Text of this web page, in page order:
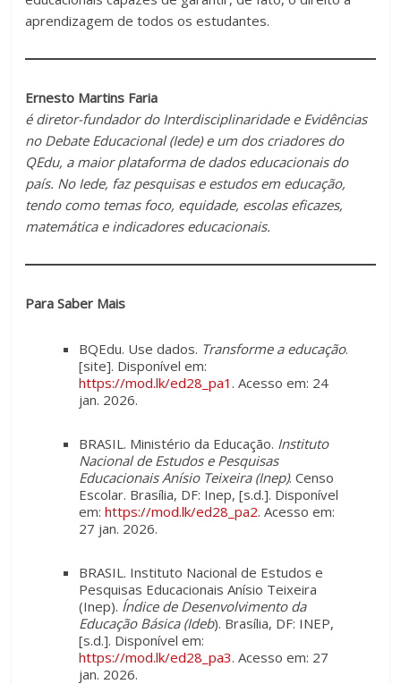
aprendizagem de todos os estudantes.
Ernesto Martins Faria
é diretor-fundador do Interdisciplinaridade e Evidências
no Debate Educacional (Iede) e um dos criadores do
QEdu, a maior plataforma de dados educacionais do
país. No Iede, faz pesquisas e estudos em educação,
tendo como temas foco, equidade, escolas eficazes,
matemática e indicadores educacionais.
Para Saber Mais
BQEdu. Use dados. Transforme a educação.
[site]. Disponível em:
https://mod.lk/ed28_pa1. Acesso em: 24
jan. 2026.
BRASIL. Ministério da Educação. Instituto
Nacional de Estudos e Pesquisas
Educacionais Anísio Teixeira (Inep). Censo
Escolar. Brasília, DF: Inep, [s.d.]. Disponível
em:https://mod.lk/ed28_pa2. Acesso em:
27 jan. 2026.
BRASIL. Instituto Nacional de Estudos e
Pesquisas Educacionais Anísio Teixeira
(Inep). Índice de Desenvolvimento da
Educação Básica (Ideb). Brasília, DF: INEP,
[s.d.]. Disponível em:
https://mod.lk/ed28_pa3. Acesso em: 27
jan. 2026.